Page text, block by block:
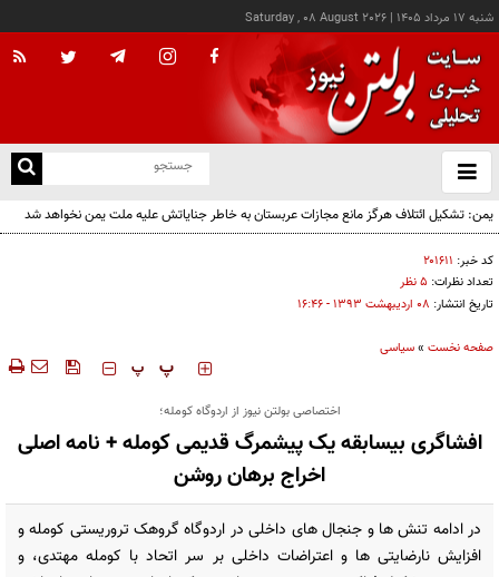
شنبه ۱۷ مرداد ۱۴۰۵ |
Saturday , 08 August 2026
باز
و
یمن: تشکیل ائتلاف هرگز مانع مجازات عربستان به خاطر جنایاتش علیه ملت یمن نخواهد شد
کد خبر: ۲۰۱۶۱۱
تعداد نظرات: ۵ نظر
تاریخ انتشار: ۰۸ ارديبهشت ۱۳۹۳ - ۱۶:۴۶
صفحه نخست »سیاسی
‍‍‍ پ پ
اختصاصی بولتن نیوز از اردوگاه کومله؛
افشاگری بیسابقه یک پیشمرگ قدیمی کومله + نامه اصلی
اخراج برهان روشن
در ادامه تنش ها و جنجال های داخلی در اردوگاه گروهک تروریستی کومله و
افزایش نارضایتی ها و اعتراضات داخلی بر سر اتحاد با کومله مهتدی، و